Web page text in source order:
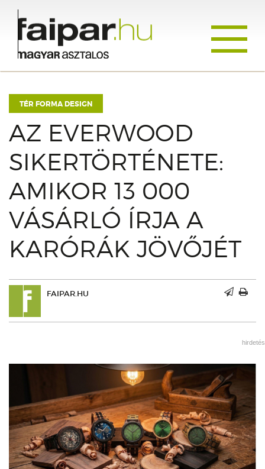
TÉR FORMA DESIGN
AZ EVERWOOD
SIKERTÖRTÉNETE:
AMIKOR 13 000
VÁSÁRLÓ ÍRJA A
KARÓRÁK JÖVŐJÉT
FAIPAR.HU
hirdetés